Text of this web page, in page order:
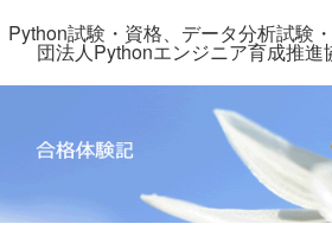
Python試験・資格、データ分析試験
団法人Pythonエンジニア育成推